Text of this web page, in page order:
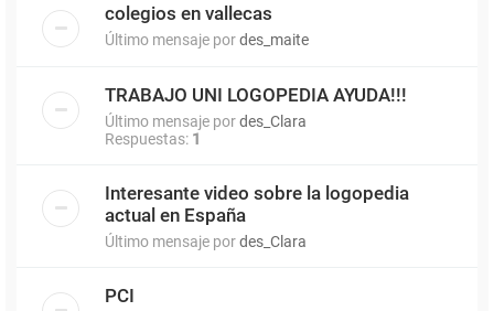
colegios en vallecas
Último mensaje pordes_maite
TRABAJO UNI LOGOPEDIA AYUDA!!!
Último mensaje pordes_Clara
Respuestas: 1
Interesante video sobre la logopedia
actual en España
Último mensaje pordes_Clara
PCI